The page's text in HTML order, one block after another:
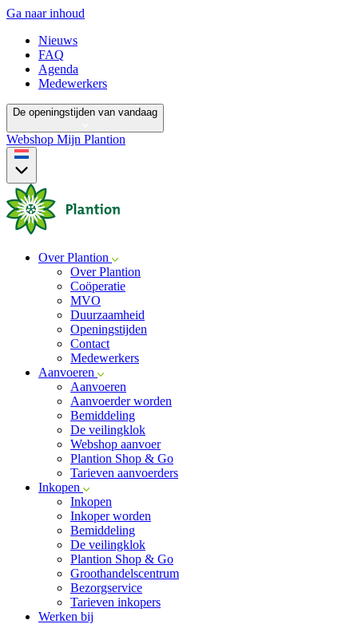
Ga naar inhoud
Nieuws
FAQ
Agenda
Medewerkers
De openingstijden van vandaag
Webshop Mijn Plantion
Over Plantion
Over Plantion
Coöperatie
MVO
Duurzaamheid
Openingstijden
Contact
Medewerkers
Aanvoeren
Aanvoeren
Aanvoerder worden
Bemiddeling
De veilingklok
Webshop aanvoer
Plantion Shop & Go
Tarieven aanvoerders
Inkopen
Inkopen
Inkoper worden
Bemiddeling
De veilingklok
Plantion Shop & Go
Groothandelscentrum
Bezorgservice
Tarieven inkopers
Werken bij